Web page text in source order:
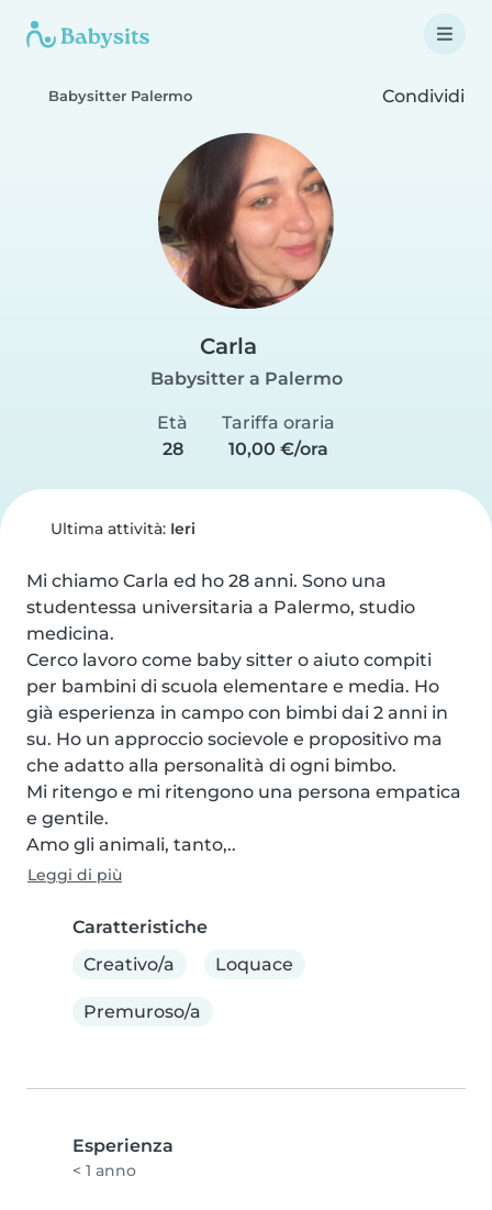
Babysitter Palermo Condividi
Carla
Babysitter a Palermo
Età
28
Tariffa oraria
10,00 €/ora
Ultima attività: Ieri
Mi chiamo Carla ed ho 28 anni. Sono una
studentessa universitaria a Palermo, studio
medicina.
Cerco lavoro come baby sitter o aiuto compiti
per bambini di scuola elementare e media. Ho
già esperienza in campo con bimbi dai 2 anni in
su. Ho un approccio socievole e propositivo ma
che adatto alla personalità di ogni bimbo.
Mi ritengo e mi ritengono una persona empatica
e gentile.
Amo gli animali, tanto,..
Leggi di più
Caratteristiche
Creativo/a
Loquace
Premuroso/a
Esperienza
< 1 anno